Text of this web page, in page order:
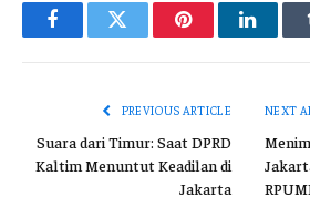
FacebookTwitter Pinterest
PREVIOUS ARTICLE
Suara dari Timur: Saat DPRD
Kaltim Menuntut Keadilan di
Jakarta
NEXT